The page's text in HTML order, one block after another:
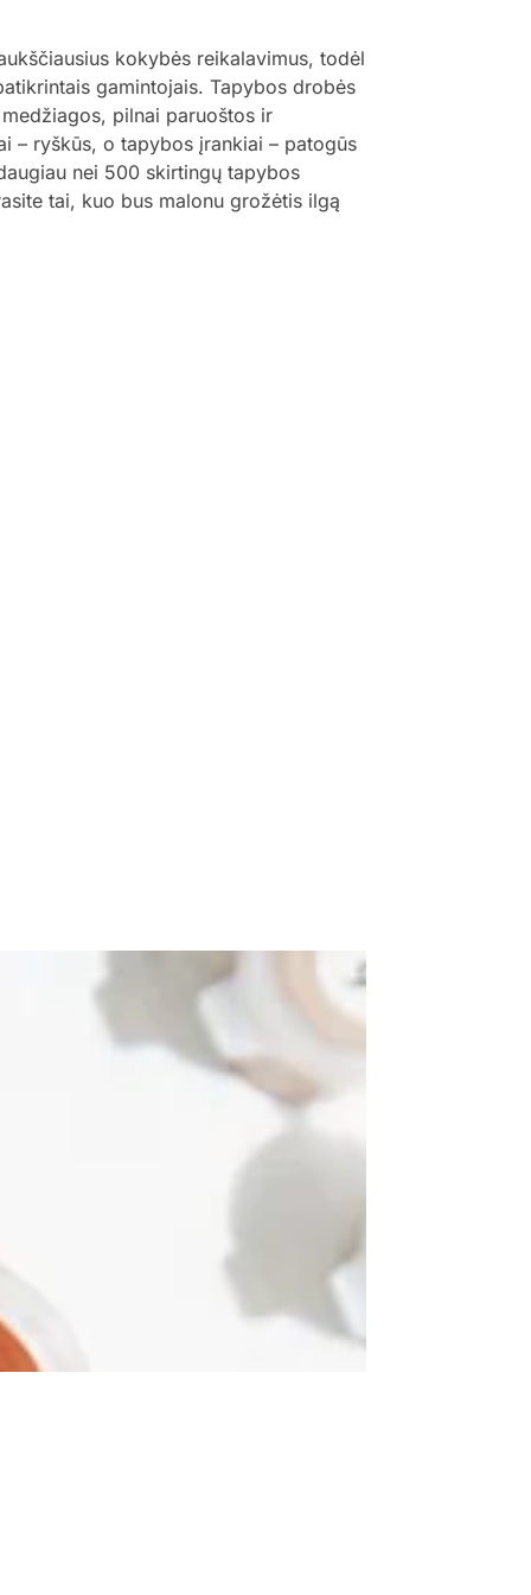
kokybės reikalavimus, todėl
gamintojais. Tapybos drobės
pilnai paruoštos ir
– ryškūs, o tapybos įrankiai – patogūs
nei 500 skirtingų tapybos
tai, kuo bus malonu grožėtis ilgą